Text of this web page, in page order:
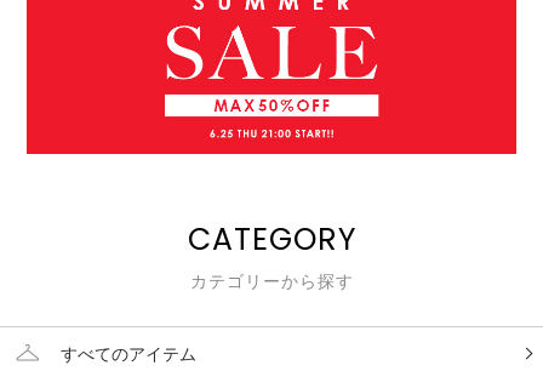
CATEGORY
カテゴリーから探す
すべてのアイテム